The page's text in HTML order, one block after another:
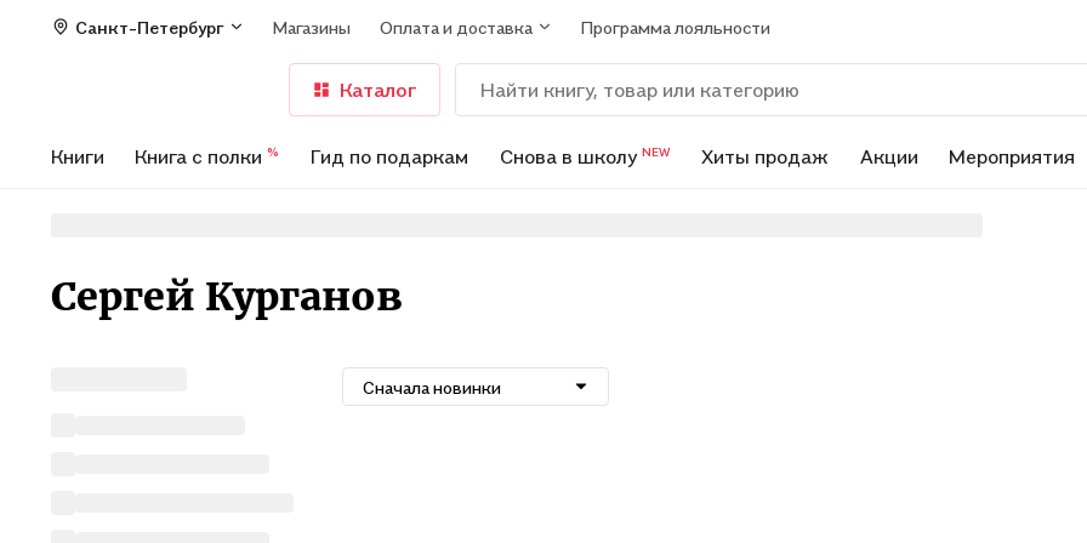
Санкт-Петербург Магазины Оплата и доставка Программа лояльности
Каталог
Книги Книга с полки % Гид по подаркам Снова в школу NEW Хиты продаж Акции Мероприятия
Сергей Курганов
Сначала новинки